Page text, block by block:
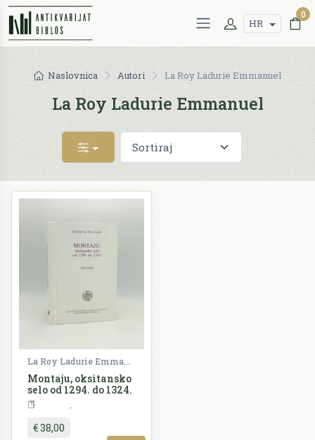
HR
0
Naslovnica Autori La Roy Ladurie Emmanuel
La Roy Ladurie Emmanuel
La Roy Ladurie Emmanuel
Montaju, oksitansko
selo od 1294. do 1324.
€ 38,00